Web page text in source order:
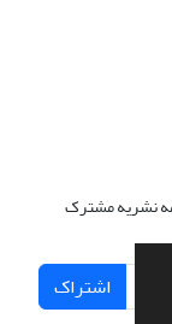
نشریه مشترک
اشتراک